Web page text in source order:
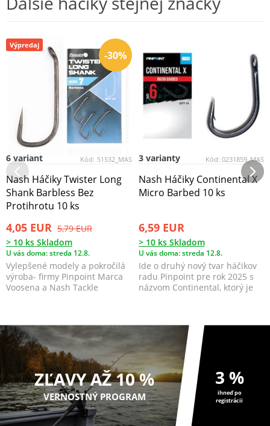
-30%
Výpredaj
Kód: 51532_MAS
6 variant
Nash Háčiky Twister Long
Shank Barbless Bez
Protihrotu 10 ks
4,05 EUR 5,79 EUR
> 10 ks Skladom
U vás doma: streda 12.8.
Vylepšené modely a pokročilá
výroba- firmy Pinpoint Marca
Voosena a Nash Tackle
Kód: 0231859_MAS
3 varianty
Nash Háčiky Continental X
Micro Barbed 10 ks
6,59 EUR
> 10 ks Skladom
U vás doma: streda 12.8.
Ide o druhý nový tvar háčikov
radu Pinpoint pre rok 2025 s
názvom Continental, ktorý je
ZĽAVY AŽ 10 %
VERNOSTNÝ PROGRAM
3 %
ihneď po
registrácii